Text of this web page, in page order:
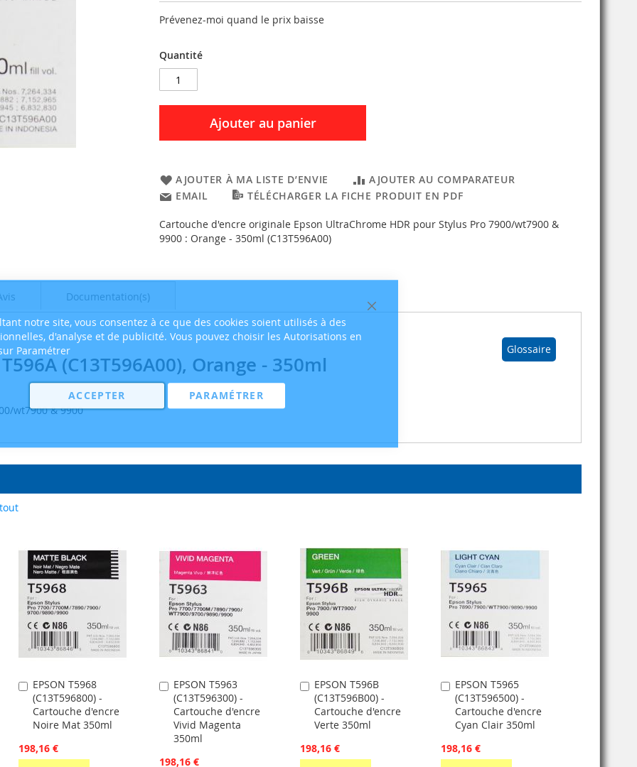
Fermer
notre site, vous consentez à ce que des cookies soient utilisés à des
d'analyse et de publicité. Vous pouvez choisir les Autorisations en
Paramétrer
ACCEPTER PARAMÉTRER
Prévenez-moi quand le prix baisse
Quantité
Ajouter au panier
AJOUTER À MA LISTE D’ENVIE
AJOUTER AU COMPARATEUR
EMAIL
TÉLÉCHARGER LA FICHE PRODUIT EN PDF
Cartouche d'encre originale Epson UltraChrome HDR pour Stylus Pro 7900/wt7900 &
9900 : Orange - 350ml (C13T596A00)
Glossaire
(C13T596A00), Orange - 350ml
wt7900 & 9900
Documentation(s)
EPSON T5968
(C13T596800) -
Cartouche d'encre
Noire Mat 350ml
198,16 €
Ajouter
au
panier
EPSON T5963
(C13T596300) -
Cartouche d'encre
Vivid Magenta
350ml
198,16 €
Ajouter
au
panier
EPSON T596B
(C13T596B00) -
Cartouche d'encre
Verte 350ml
198,16 €
Ajouter
au
panier
EPSON T5965
(C13T596500) -
Cartouche d'encre
Cyan Clair 350ml
198,16 €
Ajouter
au
panier